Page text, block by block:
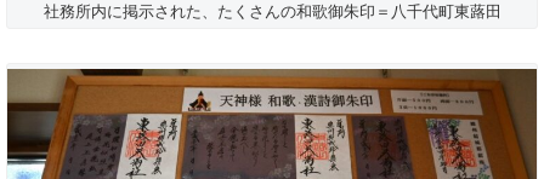
社務所内に掲示された、たくさんの和歌御朱印＝八千代町東蕗田